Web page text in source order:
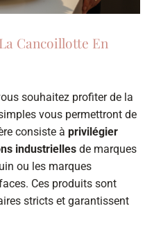
Cancoillotte En
souhaitez profiter de la
vous permettront de
consiste à privilégier
industrielles de marques
ou les marques
Ces produits sont
stricts et garantissent